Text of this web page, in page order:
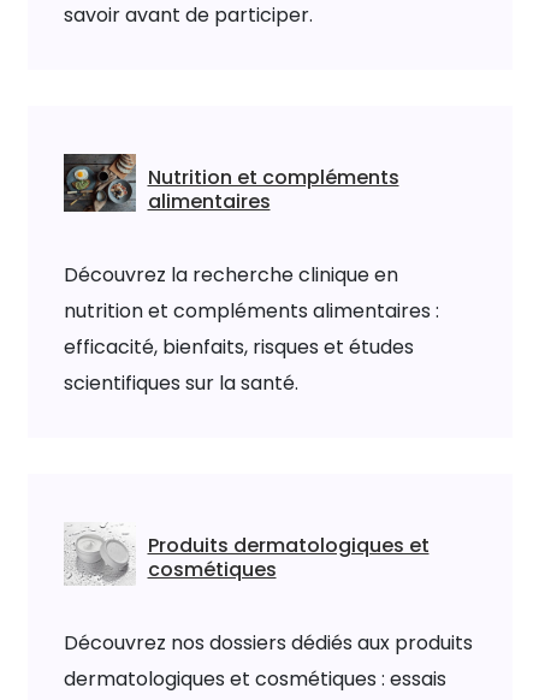
savoir avant de participer.
Nutrition et compléments
alimentaires
Découvrez la recherche clinique en
nutrition et compléments alimentaires :
efficacité, bienfaits, risques et études
scientifiques sur la santé.
Produits dermatologiques et
cosmétiques
Découvrez nos dossiers dédiés aux produits
dermatologiques et cosmétiques : essais